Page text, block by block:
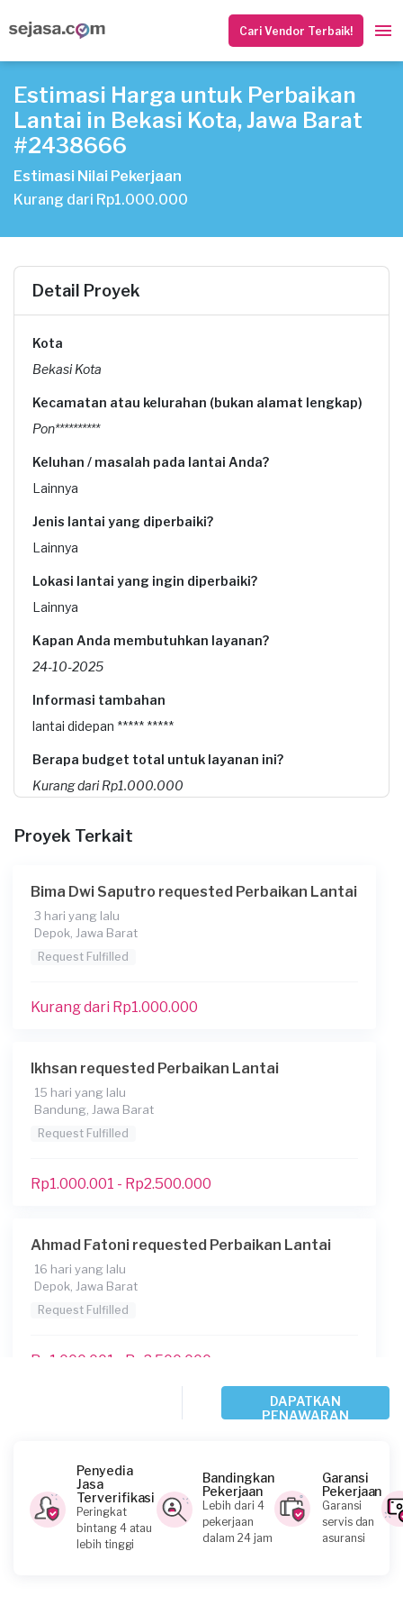
Cari Vendor Terbaik!
Estimasi Harga untuk Perbaikan
Lantai in Bekasi Kota, Jawa Barat
#2438666
Estimasi Nilai Pekerjaan
Kurang dari Rp1.000.000
Detail Proyek
Kota
Bekasi Kota
Kecamatan atau kelurahan (bukan alamat lengkap)
Pon**********
Keluhan / masalah pada lantai Anda?
Lainnya
Jenis lantai yang diperbaiki?
Lainnya
Lokasi lantai yang ingin diperbaiki?
Lainnya
Kapan Anda membutuhkan layanan?
24-10-2025
Informasi tambahan
lantai didepan ***** *****
Berapa budget total untuk layanan ini?
Kurang dari Rp1.000.000
Proyek Terkait
Bima Dwi Saputro requested Perbaikan Lantai
3 hari yang lalu
Depok, Jawa Barat
Request Fulfilled
Kurang dari Rp1.000.000
Ikhsan requested Perbaikan Lantai
15 hari yang lalu
Bandung, Jawa Barat
Request Fulfilled
Rp1.000.001 - Rp2.500.000
Ahmad Fatoni requested Perbaikan Lantai
16 hari yang lalu
Depok, Jawa Barat
Request Fulfilled
Rp1.000.001 - Rp2.500.000
Ferry Irawan requested Perbaikan Lantai
Depok, Jawa Barat
Request Fulfilled
Kurang dari Rp1.000.000
DAPATKAN
PENAWARAN
Penyedia
Jasa
Terverifikasi
Peringkat
bintang 4 atau
lebih tinggi
Bandingkan
Pekerjaan
Lebih dari 4
pekerjaan
dalam 24 jam
Garansi
Pekerjaan
Garansi
servis dan
asuransi